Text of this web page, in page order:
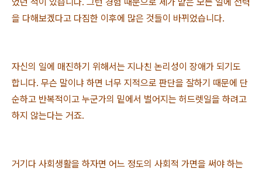
을 다해보겠다고 다짐한 이후에 많은 것들이 바뀌었습니다.
자신의 일에 매진하기 위해서는 지나친 논리성이 장애가 되기도
합니다. 무슨 말이냐 하면 너무 지적으로 판단을 잘하기 때문에 단
순하고 반복적이고 누군가의 밑에서 벌어지는 허드렛일을 하려고
하지 않는다는 거죠.
거기다 사회생활을 하자면 어느 정도의 사회적 가면을 써야 하는